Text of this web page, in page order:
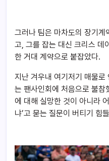
그러나 팀은 마차도의 장기계
고, 그를 잡는 대신 크리스 데
한 거대 계약으로 붙잡았다.
지난 겨우내 여기저기 매물
는 팬사인회에 처음으로 불
에 대해 실망한 것이 아니라
냐’고 묻는 질문이 버티기 힘